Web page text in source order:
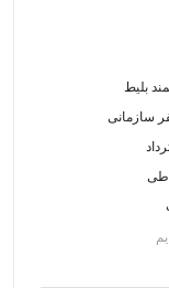
بلیط
سازمانی